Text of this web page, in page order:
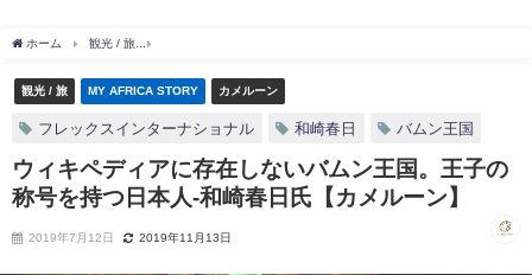
ホーム 観光 / 旅
観光 / 旅 MY AFRICA STORY カメルーン
フレックスインターナショナル 和崎春日 バムン王国
ウィキペディアに存在しないバムン王国。王子の
称号を持つ日本人-和崎春日氏【カメルーン】
2019年7月12日 2019年11月13日